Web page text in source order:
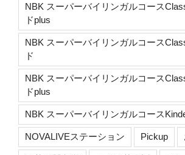
NBK スーパーバイリンガルコース
ドplus
NBK スーパーバイリンガルコース
ド
NBK スーパーバイリンガルコース
ドplus
NBK スーパーバイリンガルコース
NOVALIVEステーション Pickup